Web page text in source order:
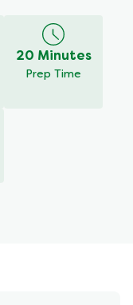
20 Minutes
Prep Time